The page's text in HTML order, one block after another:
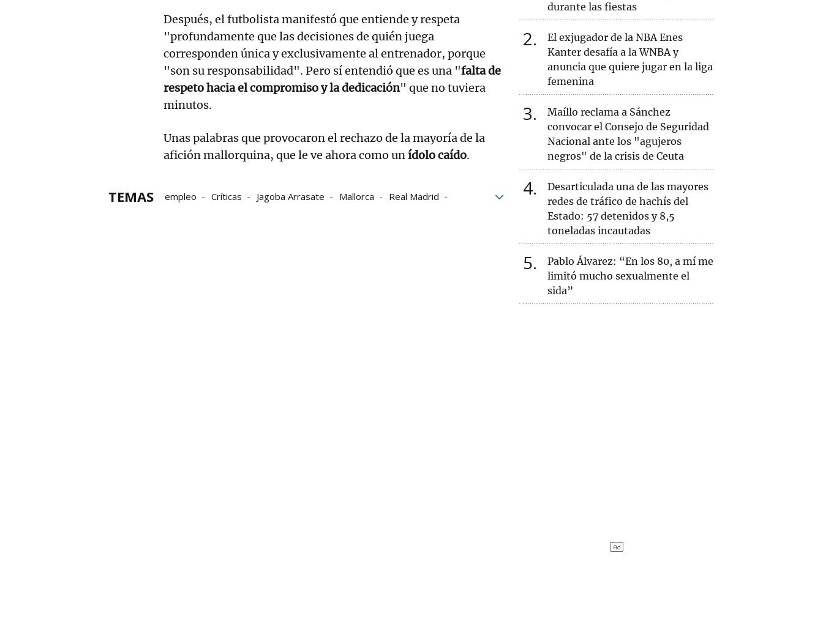
Después, el futbolista manifestó que entiende y respeta
"profundamente que las decisiones de quién juega
corresponden única y exclusivamente al entrenador, porque
"son su responsabilidad". Pero sí entendió que es una "falta de
respeto hacia el compromiso y la dedicación" que no tuviera
minutos.
Unas palabras que provocaron el rechazo de la mayoría de la
afición mallorquina, que le ve ahora como unídolo caído.
TEMAS empleo Críticas Jagoba Arrasate Mallorca
Real Madrid
durante las fiestas
2
El exjugador de la NBA Enes
Kanter desafía a la WNBA y
anuncia que quiere jugar en la liga
femenina
3
Maíllo reclama a Sánchez
convocar el Consejo de Seguridad
Nacional ante los "agujeros
negros" de la crisis de Ceuta
4
Desarticulada una de las mayores
redes de tráfico de hachís del
Estado: 57 detenidos y 8,5
toneladas incautadas
5
Pablo Álvarez: “En los 80, a mí me
limitó mucho sexualmente el
sida”